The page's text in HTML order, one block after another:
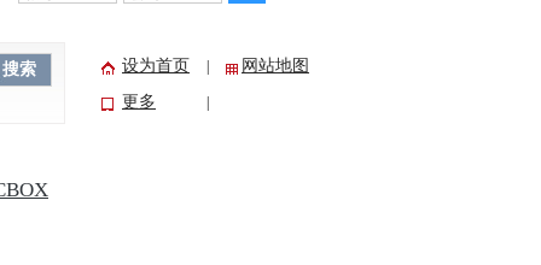
搜索 设为首页
网站地图
更多